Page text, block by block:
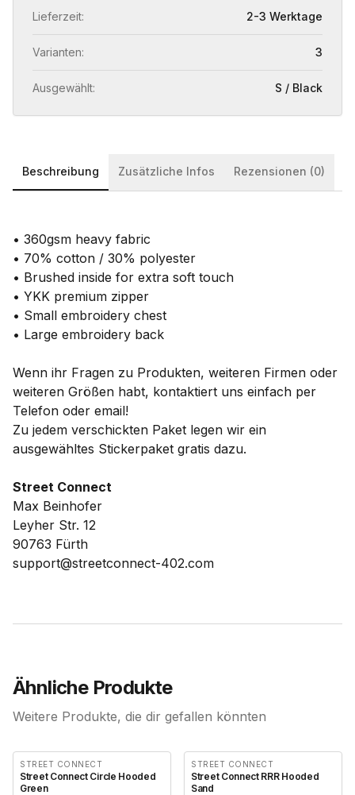
Lieferzeit: 2-3 Werktage
Varianten: 3
Ausgewählt: S / Black
Beschreibung Zusätzliche Infos Rezensionen (0)
• 360gsm heavy fabric
• 70% cotton / 30% polyester
• Brushed inside for extra soft touch
• YKK premium zipper
• Small embroidery chest
• Large embroidery back
Wenn ihr Fragen zu Produkten, weiteren Firmen oder
weiteren Größen habt, kontaktiert uns einfach per
Telefon oder email!
Zu jedem verschickten Paket legen wir ein
ausgewähltes Stickerpaket gratis dazu.
Street Connect
Max Beinhofer
Leyher Str. 12
90763 Fürth
support@streetconnect-402.com
Ähnliche Produkte
Weitere Produkte, die dir gefallen könnten
STREET CONNECT
Street Connect Circle Hooded
Green
STREET CONNECT
Street Connect RRR Hooded
Sand